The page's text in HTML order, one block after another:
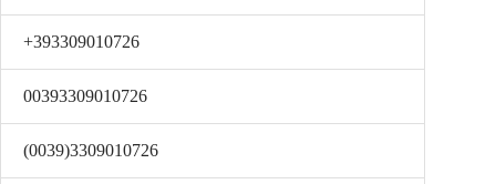
+393309010726
00393309010726
(0039)3309010726